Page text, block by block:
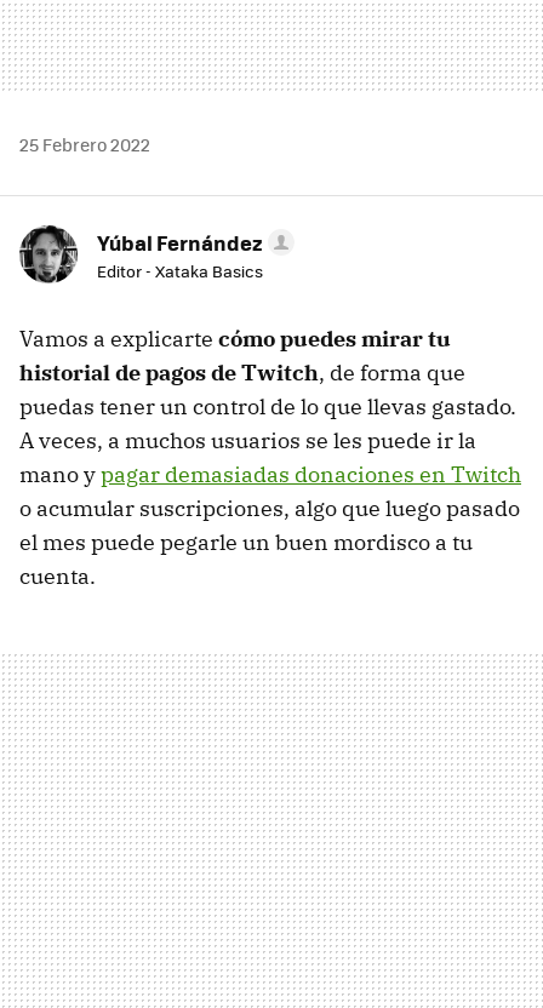
25 Febrero 2022
Yúbal Fernández
Editor - Xataka Basics
Vamos a explicarte cómo puedes mirar tu
historial de pagos de Twitch, de forma que
puedas tener un control de lo que llevas gastado.
A veces, a muchos usuarios se les puede ir la
mano ypagar demasiadas donaciones en Twitch
o acumular suscripciones, algo que luego pasado
el mes puede pegarle un buen mordisco a tu
cuenta.